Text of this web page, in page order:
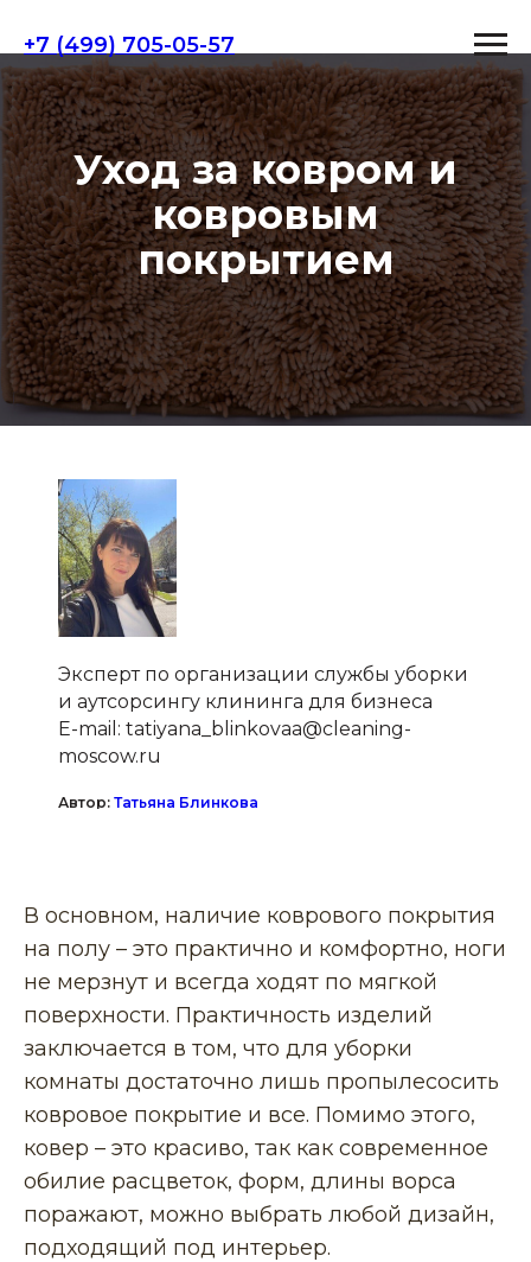
+7 (499) 705-05-57
Уход за ковром и
ковровым
покрытием
Эксперт по организации службы уборки
и аутсорсингу клининга для бизнеса
E-mail: tatiyana_blinkovaa@cleaning-
moscow.ru
Автор: Татьяна Блинкова
В основном, наличие коврового покрытия
на полу – это практично и комфортно, ноги
не мерзнут и всегда ходят по мягкой
поверхности. Практичность изделий
заключается в том, что для уборки
комнаты достаточно лишь пропылесосить
ковровое покрытие и все. Помимо этого,
ковер – это красиво, так как современное
обилие расцветок, форм, длины ворса
поражают, можно выбрать любой дизайн,
подходящий под интерьер.